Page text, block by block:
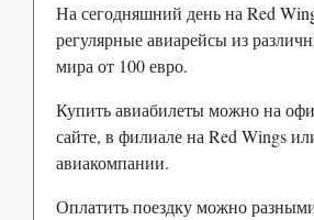
На сегодняшний день на Red
регулярные авиарейсы из
мира от 100 евро.
Купить авиабилеты можно на
сайте, в филиале на Red Wings
авиакомпании.
Оплатить поездку можно